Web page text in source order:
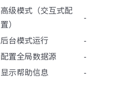
高级模式（交互式配
置）
-
后台模式运行
-
配置全局数据源
-
显示帮助信息 -